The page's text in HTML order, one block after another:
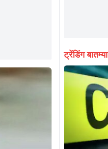
ट्रेंडिंग बातम्या